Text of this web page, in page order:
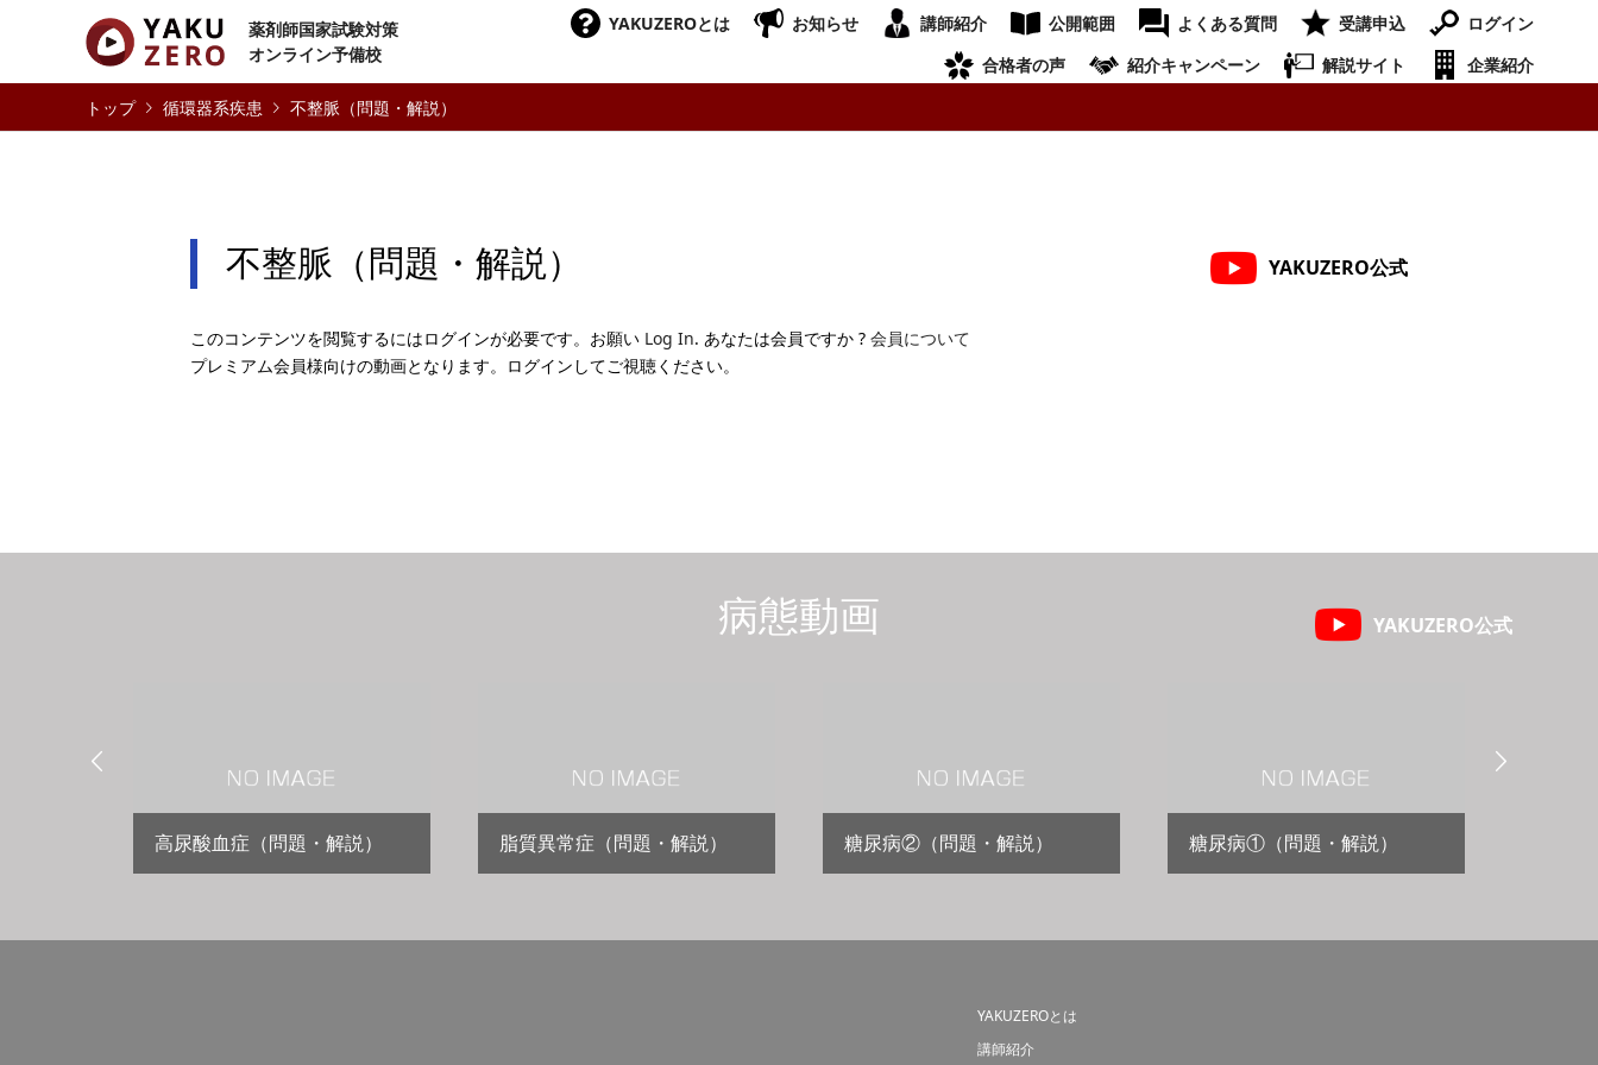
薬剤師国家試験対策
オンライン予備校
YAKUZEROとは お知らせ 講師紹介 公開範囲 よくある質問 受講申込
ログイン
合格者の声
紹介キャンペーン 解説サイト
企業紹介
循環器系疾患
不整脈（問題・解説）
不整脈（問題・解説） YAKUZERO公式
このコンテンツを閲覧するにはログインが必要です。お願い Log In. あなたは会員ですか ? 会員について
プレミアム会員様向けの動画となります。ログインしてご視聴ください。
YAKUZERO公式
病態動画

高尿酸血症（問題・解説） 脂質異常症（問題・解説） 糖尿病②（問題・解説） 糖尿病①（問題・解説）

YAKUZEROとは
講師紹介